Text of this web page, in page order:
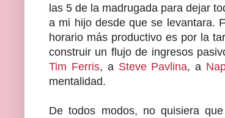
las 5 de la madrugada para dejar
a mi hijo desde que se levantara.
horario más productivo es por la
construir un flujo de ingresos
Tim Ferris, a Steve Pavlina, a
mentalidad.
De todos modos, no quisiera